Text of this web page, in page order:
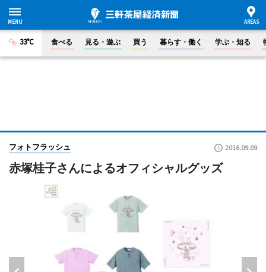
33°C 食べる 見る・遊ぶ 買う 暮らす・働く 学ぶ・知る
フォトフラッシュ 2016.09.09
赤塚桂子さんによるオフィシャルグッズ